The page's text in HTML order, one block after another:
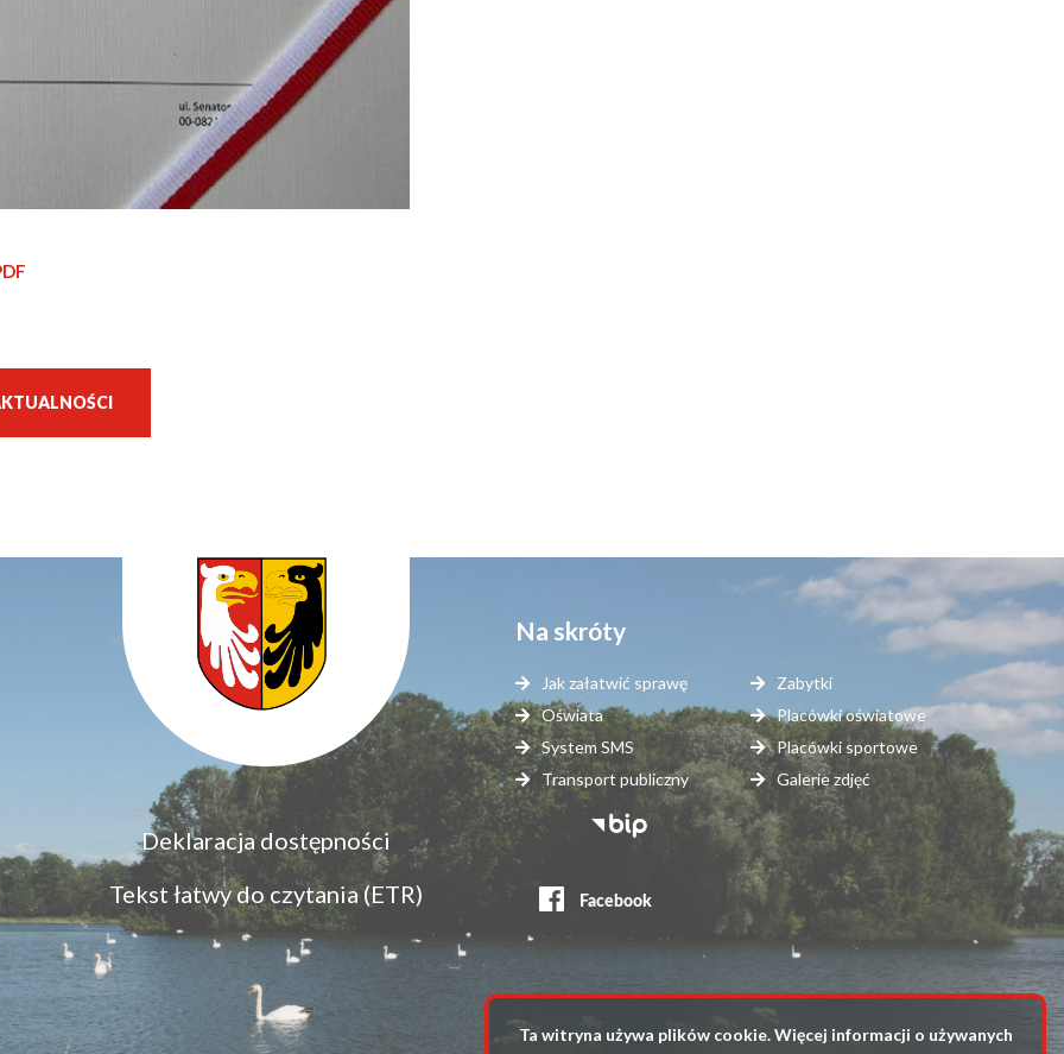
dostępność
Deklaracja dostępności
Tekst łatwy do czytania (ETR)
Na skróty
Jak załatwić sprawę
Oświata
System SMS
Transport publiczny
Zabytki
Placówki oświatowe
Placówki sportowe
Galerie zdjęć
Stopka
serwisy
zewnętrzne
Ta witryna używa plików cookie. Więcej informacji o używanych